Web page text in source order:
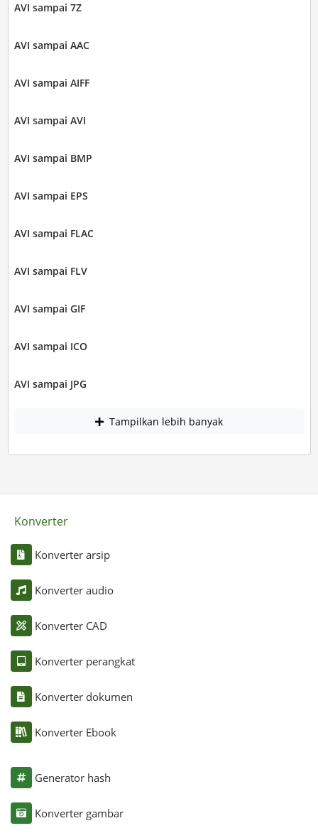
AVI sampai 7Z
AVI sampai AAC
AVI sampai AIFF
AVI sampai AVI
AVI sampai BMP
AVI sampai EPS
AVI sampai FLAC
AVI sampai FLV
AVI sampai GIF
AVI sampai ICO
AVI sampai JPG
Tampilkan lebih banyak
Konverter
Konverter arsip
Konverter audio
Konverter CAD
Konverter perangkat
Konverter dokumen
Konverter Ebook
Generator hash
Konverter gambar